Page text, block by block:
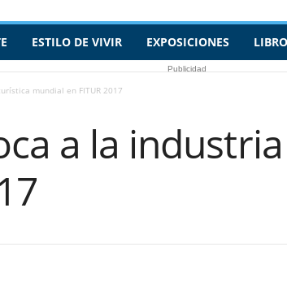
ESTILO DE VIVIR EXPOSICIONES
Publicidad
mundial en FITUR 2017
a la